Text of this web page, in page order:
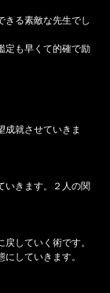
きる素敵な先生でし
定も早くて的確で励
成就させていきま
いきます。２人の関
していく術です。
していきます。